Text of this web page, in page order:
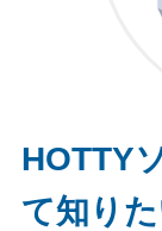
HOTTY
て知り